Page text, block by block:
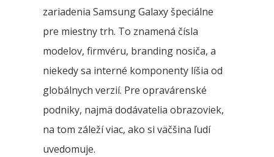
zariadenia Samsung Galaxy špeciálne
pre miestny trh. To znamená čísla
modelov, firmvéru, branding nosiča, a
niekedy sa interné komponenty líšia od
globálnych verzií. Pre opravárenské
podniky, najmä dodávatelia obrazoviek,
na tom záleží viac, ako si väčšina ľudí
uvedomuje.